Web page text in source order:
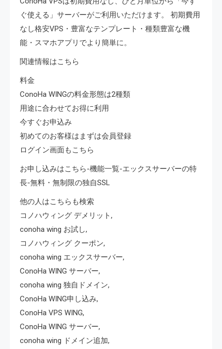
ぐ使える」サーバーがご利用いただけます。 初期費用
なし格安VPS・豊富なテンプレート・種類豊富な機
能・スマホアプリでより簡単に。
関連情報はこちら
料金
ConoHa WINGの料金形態は2種類
用途に合わせてお得に利用
今すぐお申込み
初めてのお客様はまずは会員登録
ログイン画面もこちら
お申し込みはこちら-機能一覧-エックスサーバーの特
長-無料・無制限の独自SSL
他の人はこちらも検索
コノハウィング デメリット,
conoha wing お試し,
コノハウィング クーポン,
conoha wing エックスサーバー,
ConoHa WING サーバー,
conoha wing 独自ドメイン,
ConoHa WING申し込み,
ConoHa VPS WING,
ConoHa WING サーバー,
conoha wing ドメイン追加,